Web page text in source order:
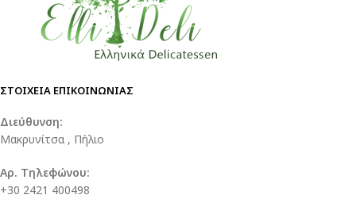
ΣΤΟΙΧΕΙΑ ΕΠΙΚΟΙΝΩΝΙΑΣ
Διεύθυνση:
Μακρυνίτσα , Πήλιο
Αρ. Τηλεφώνου:
+30 2421 400498